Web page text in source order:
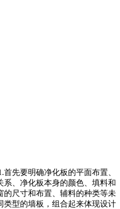
先要明确净化板的平面布置、
、净化板本身的颜色、填料和
的尺寸和布置、辅料的种类等未
类型的墙板，组合起来体现设计